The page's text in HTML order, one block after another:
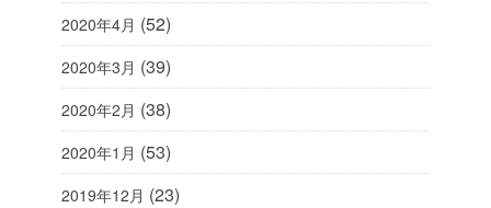
2020年4月 (52)
2020年3月 (39)
2020年2月 (38)
2020年1月 (53)
2019年12月 (23)